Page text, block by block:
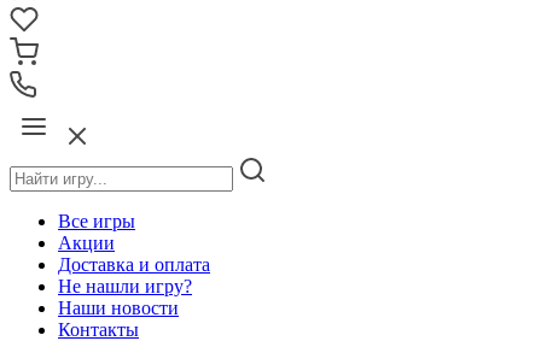
Все игры
Акции
Доставка и оплата
Не нашли игру?
Наши новости
Контакты